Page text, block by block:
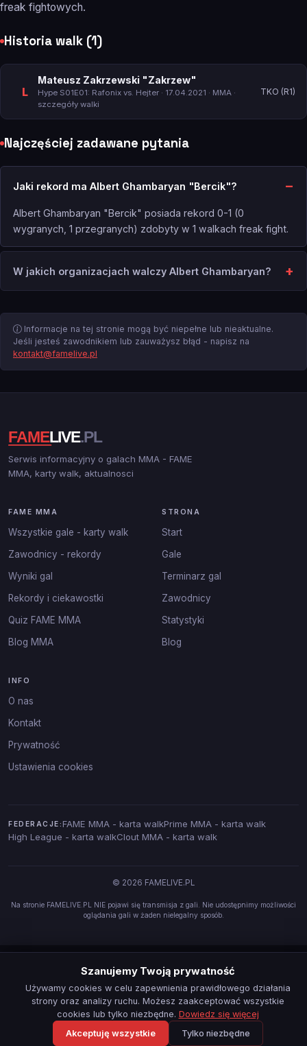
freak fightowych.
Historia walk (1)
L
Mateusz Zakrzewski "Zakrzew"
Hype S01E01: Rafonix vs. Hejter · 17.04.2021 · MMA ·
szczegóły walki
TKO (R1)
Najczęściej zadawane pytania
Jaki rekord ma Albert Ghambaryan "Bercik"?
Albert Ghambaryan "Bercik" posiada rekord 0-1 (0
wygranych, 1 przegranych) zdobyty w 1 walkach freak fight.
W jakich organizacjach walczy Albert Ghambaryan?
Informacje na tej stronie mogą być niepełne lub nieaktualne.
Jeśli jesteś zawodnikiem lub zauważysz błąd - napisz na
kontakt@famelive.pl
Serwis informacyjny o galach MMA - FAME
MMA, karty walk, aktualnosci
FAME MMA
Wszystkie gale - karty walk
Zawodnicy - rekordy
Wyniki gal
Rekordy i ciekawostki
Quiz FAME MMA
Blog MMA
STRONA
Start
Gale
Terminarz gal
Zawodnicy
Statystyki
Blog
INFO
O nas
Kontakt
Prywatność
Ustawienia cookies
FEDERACJE: FAME MMA - karta walkPrime MMA - karta walk
High League - karta walkClout MMA - karta walk
© 2026 FAMELIVE.PL
Na stronie FAMELIVE.PL NIE pojawi się transmisja z gali. Nie udostępnimy możliwości
oglądania gali w żaden nielegalny sposób.
Szanujemy Twoją prywatność
Używamy cookies w celu zapewnienia prawidłowego działania
strony oraz analizy ruchu. Możesz zaakceptować wszystkie
cookies lub tylko niezbędne. Dowiedz się więcej
Akceptuję wszystkie
Tylko niezbędne